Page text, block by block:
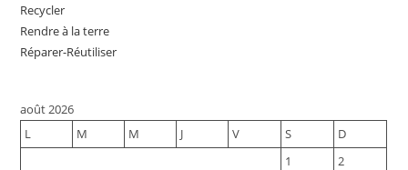
Recycler
Rendre à la terre
Réparer-Réutiliser
août 2026
L
M M J V S
D
1
2